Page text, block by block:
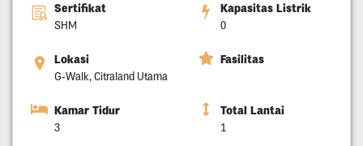
Sertifikat
SHM
Kapasitas Listrik
0
Lokasi
G-Walk, Citraland Utama
Fasilitas
Kamar Tidur
3
Total Lantai
1